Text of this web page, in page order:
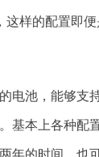
这样的配置即
电池，能够支
基本上各种配
年的时间，也